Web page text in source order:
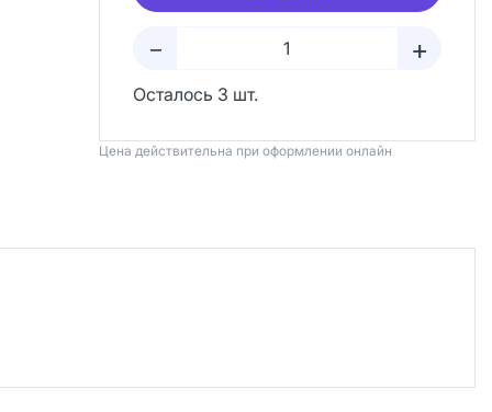
– +
Осталось 3 шт.
Цена действительна при оформлении онлайн